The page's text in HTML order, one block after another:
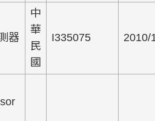
器
中
華
民
國
I335075 2010/